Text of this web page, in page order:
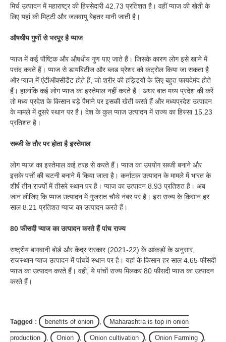
मिर्च उत्पादन में महाराष्ट्र की हिस्सेदारी 42.73 प्रतिशत है। वहीं प्याज की खेती के
लिए यहां की मिट्टी और जलवायु बेहतर मानी जाती है।
औषधीय गुणों से भरपूर है प्याज
प्याज में कई पौष्टिक और औषधीय गुण पाए जाते हैं। जिसके कारण लोग इसे खाने में
पसंद करते हैं। प्याज से डायबिटीज और ब्लड प्रेशर को कंट्रोल किया जा सकता है
और प्याज में एंटीऑक्सीडेंट होते हैं, जो शरीर की हड्डियों के लिए बहुत फायदेमंद होते
हैं। हालांकि कई लोग प्याज का इस्तेमाल नहीं करते हैं। अघर बात मध्य प्रदेश की करें
तो मध्य प्रदेश के किसान बड़े पैमाने पर इसकी खेती करते हैं और मध्यप्रदेश उत्पादन
के मामले में दूसरे स्थान पर है। देश के कुल प्याज उत्पादन में राज्य का हिस्सा 15.23
प्रतिशत है।
सब्जी के तौर पर होता है इस्तेमाल
लोग प्याज का इस्तेमाल कई तरह से करते हैं। प्याज का उपयोग सब्जी बनाने और
इसके पत्तों की चटनी बनाने में किया जाता है। कर्नाटक उत्पादन के मामले में भारत के
शीर्ष तीन राज्यों में तीसरे स्थान पर है। प्याज का उत्पादन 8.93 प्रतिशत है। अब
जान लीजिए कि प्याज उत्पादन में गुजरात चौथे नंबर पर है। इस राज्य के किसान हर
साल 8.21 प्रतिशत प्याज का उत्पादन करते हैं।
80 फीसदी प्याज का उत्पादन करते हैं पांच राज्य
राष्ट्रीय बागवानी बोर्ड और केंद्र सरकार (2021-22) के आंकड़ों के अनुसार,
राजस्थान प्याज उत्पादन में पांचवें स्थान पर है। यहां के किसान हर साल 4.65 फीसदी
प्याज का उत्पादन करते हैं। वहीं, ये पांचों राज्य मिलकर 80 फीसदी प्याज का उत्पादन
करते हैं।
Tagged : benefits of onion Maharashtra is top in onion
production Onion Onion cultivation Onion Farming